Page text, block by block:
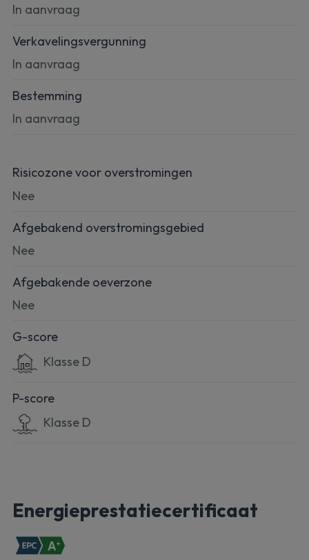
In aanvraag
Verkavelingsvergunning
In aanvraag
Bestemming
In aanvraag
Risicozone voor overstromingen
Nee
Afgebakend overstromingsgebied
Nee
Afgebakende oeverzone
Nee
G-score
Klasse D
P-score
Klasse D
Energieprestatiecertificaat